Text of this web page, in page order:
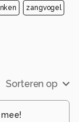
zangvogel
Sorteren op